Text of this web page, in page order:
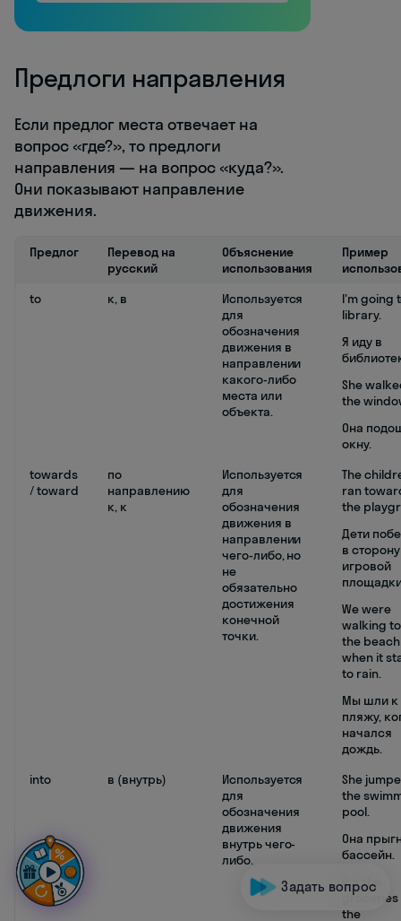
Предлоги направления
Если предлог места отвечает на
вопрос «где?», то предлоги
направления — на вопрос «куда?».
Они показывают направление
движения.
Предлог
Перевод на
русский
Объяснение
использования
Пример
to
к, в
Используется
для
обозначения
движения в
направлении
какого-либо
места или
объекта.
I'm going
library.
Я иду в
She
the
Она
окну.
towards
/ toward
по
направлению
к, к
Используется
для
обозначения
движения в
направлении
чего-либо, но
не
обязательно
достижения
конечной
точки.
The
ran
the
Дети
в сторону
игровой
We were
walking
the beach
when it
to rain.
Мы шли к
пляжу,
начался
дождь.
into
в (внутрь)
Используется
для
обозначения
движения
внутрь чего-
либо.
She
the
pool.
Она
бассейн.
Put the
the
Задать вопрос